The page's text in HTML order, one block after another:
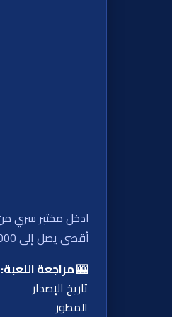
أقصى يصل إلى 10,000 ضعف الرهان.
🎰 مراجعة
تاريخ الإصدار
المطور